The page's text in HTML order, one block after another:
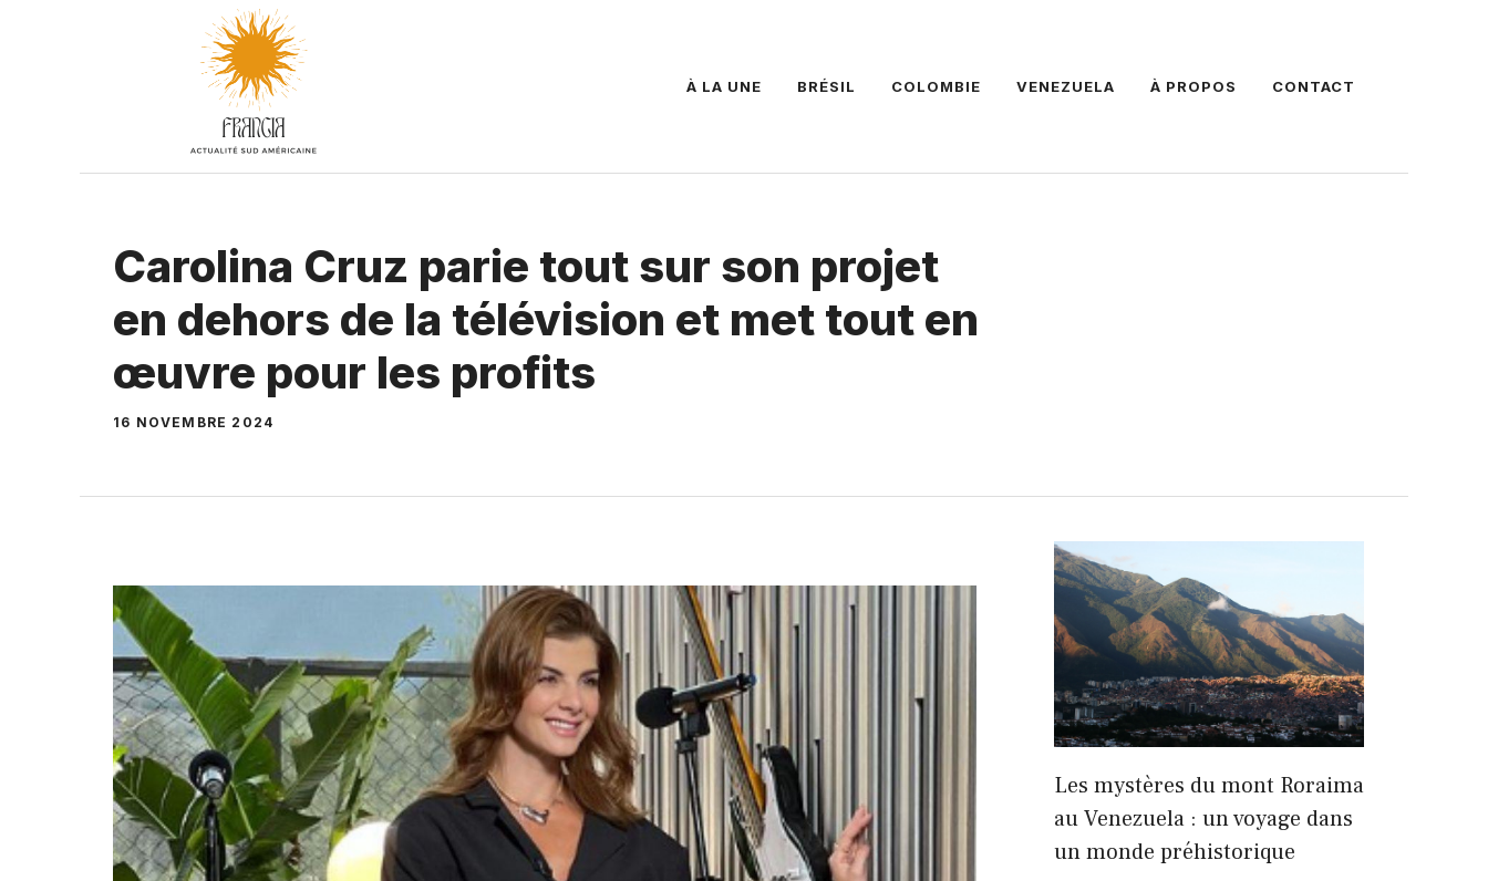
À LA UNE BRÉSIL COLOMBIE VENEZUELA À PROPOS CONTACT
Carolina Cruz parie tout sur son projet
en dehors de la télévision et met tout en
œuvre pour les profits
16 NOVEMBRE 2024
Les mystères du mont Roraima
au Venezuela : un voyage dans
un monde préhistorique